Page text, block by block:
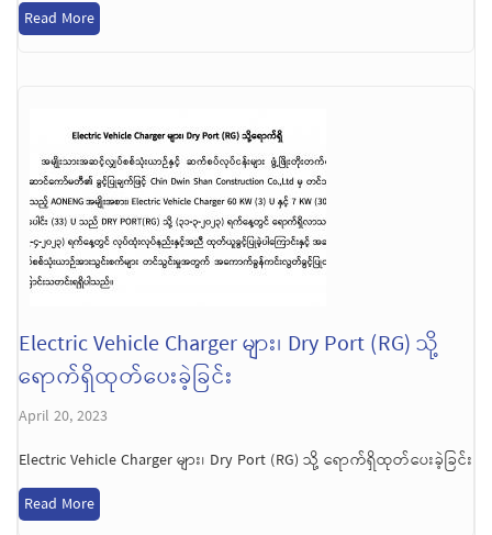
Read More
Electric Vehicle Charger များ၊ Dry Port (RG) သို့
ရောက်ရှိထုတ်ပေးခဲ့ခြင်း
April 20, 2023
Electric Vehicle Charger များ၊ Dry Port (RG) သို့ ရောက်ရှိထုတ်ပေးခဲ့ခြင်း
Read More